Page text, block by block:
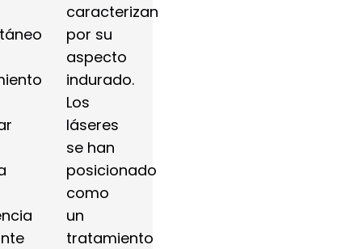
caracterizan
por su
aspecto
indurado.
Los
láseres
se han
posicionado
como
un
tratamiento